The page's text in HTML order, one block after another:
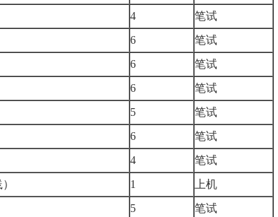
4
笔试
6
笔试
6
笔试
6
笔试
5
笔试
6 笔试
4
笔试
1
上机
5
笔试